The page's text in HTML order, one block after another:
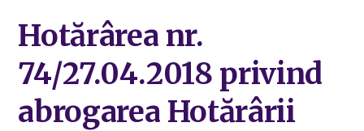
Hotărârea nr.
74/27.04.2018 privind
abrogarea Hotărârii